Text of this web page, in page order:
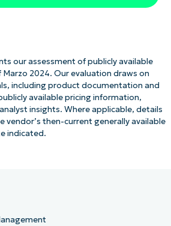
our assessment of publicly available
2024. Our evaluation draws on
including product documentation and
available pricing information,
insights. Where applicable, details
vendor’s then-current generally available
indicated.